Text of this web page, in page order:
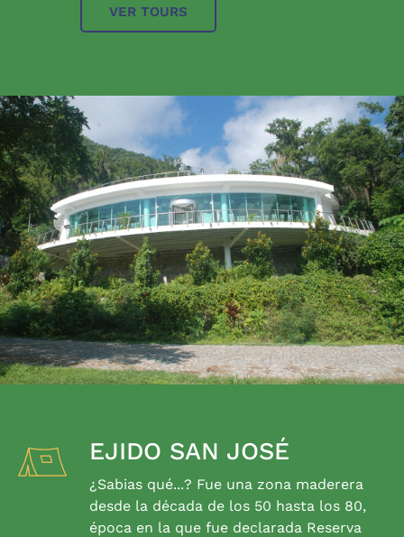
VER TOURS
EJIDO SAN JOSÉ
¿Sabias qué...? Fue una zona maderera
desde la década de los 50 hasta los 80,
época en la que fue declarada Reserva